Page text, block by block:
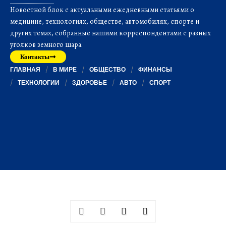
Новостной блок с актуальными ежедневными статьями о
медицине, технологиях, обществе, автомобилях, спорте и
других темах, собранные нашими корреспондентами с разных
уголков земного шара.
Контакты
ГЛАВНАЯ В МИРЕ ОБЩЕСТВО
ФИНАНСЫ
ТЕХНОЛОГИИ
ЗДОРОВЬЕ АВТО СПОРТ